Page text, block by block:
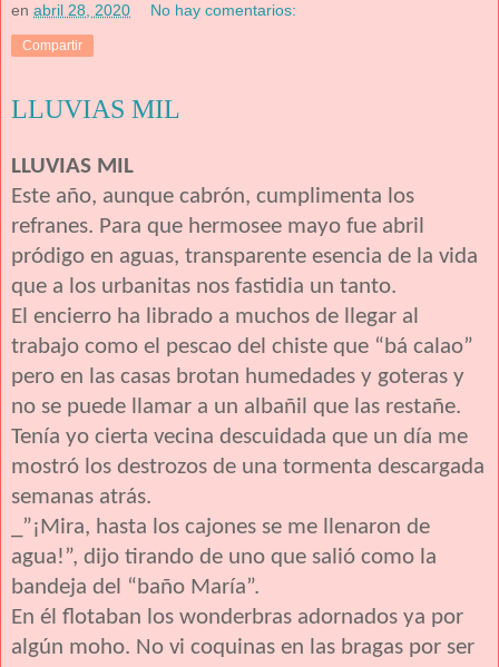
en abril 28, 2020 No hay comentarios:
Compartir
LLUVIAS MIL
LLUVIAS MIL
Este año, aunque cabrón, cumplimenta los
refranes. Para que hermosee mayo fue abril
pródigo en aguas, transparente esencia de la vida
que a los urbanitas nos fastidia un tanto.
El encierro ha librado a muchos de llegar al
trabajo como el pescao del chiste que “bá calao”
pero en las casas brotan humedades y goteras y
no se puede llamar a un albañil que las restañe.
Tenía yo cierta vecina descuidada que un día me
mostró los destrozos de una tormenta descargada
semanas atrás.
_”¡Mira, hasta los cajones se me llenaron de
agua!”, dijo tirando de uno que salió como la
bandeja del “baño María”.
En él flotaban los wonderbras adornados ya por
algún moho. No vi coquinas en las bragas por ser